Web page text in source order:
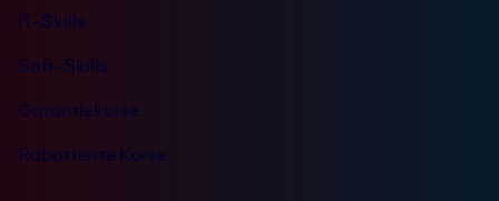
IT-Skills
Soft-Skills
Garantiekurse
Rabattierte Kurse